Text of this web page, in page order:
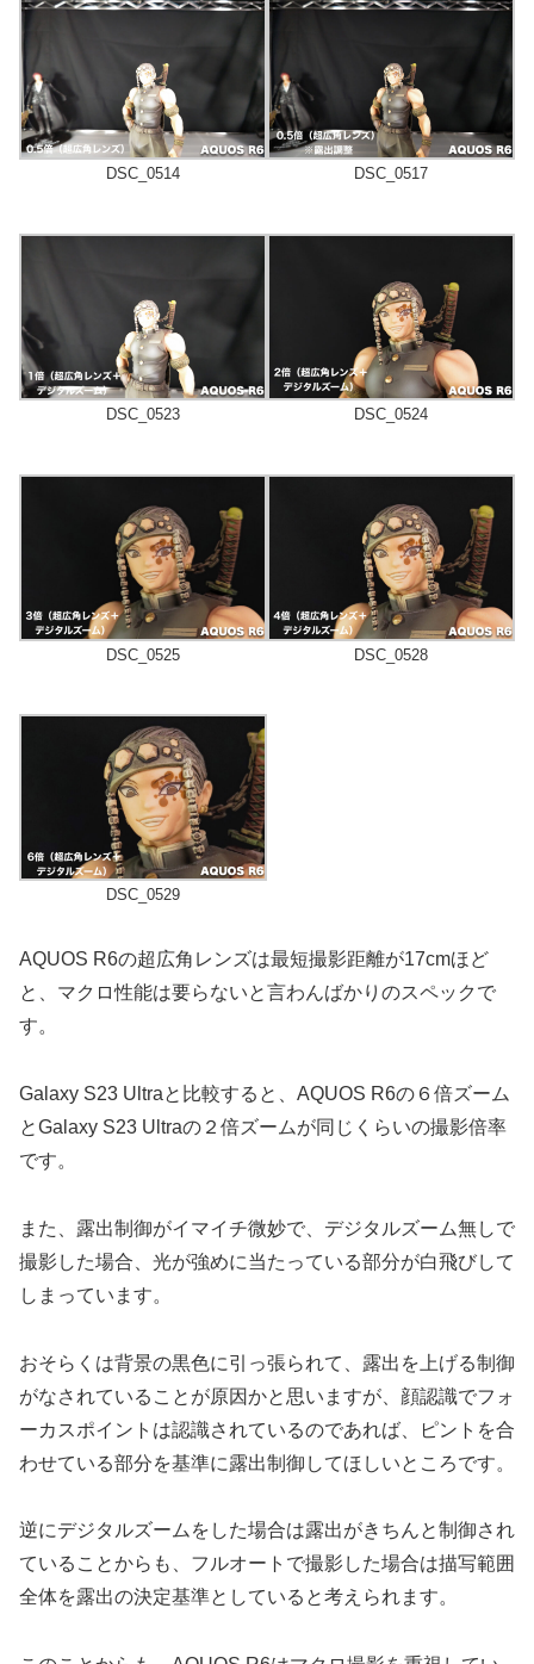
DSC_0514 DSC_0517
DSC_0523 DSC_0524
DSC_0525 DSC_0528
DSC_0529
AQUOS R6の超広角レンズは最短撮影距離が17cmほど
と、マクロ性能は要らないと言わんばかりのスペックで
す。
Galaxy S23 Ultraと比較すると、AQUOS R6の６倍ズーム
とGalaxy S23 Ultraの２倍ズームが同じくらいの撮影倍率
です。
また、露出制御がイマイチ微妙で、デジタルズーム無しで
撮影した場合、光が強めに当たっている部分が白飛びして
しまっています。
おそらくは背景の黒色に引っ張られて、露出を上げる制御
がなされていることが原因かと思いますが、顔認識でフォ
ーカスポイントは認識されているのであれば、ピントを合
わせている部分を基準に露出制御してほしいところです。
逆にデジタルズームをした場合は露出がきちんと制御され
ていることからも、フルオートで撮影した場合は描写範囲
全体を露出の決定基準としていると考えられます。